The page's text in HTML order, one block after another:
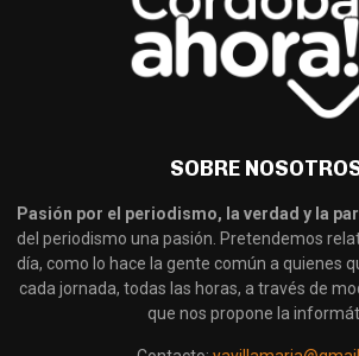
SOBRE
Pasión por el periodismo, la verdad y la
del periodismo una pasión. Pretendemos
día, como lo hace la gente común a quienes
cada jornada, todas las horas, a través de
que nos propone la